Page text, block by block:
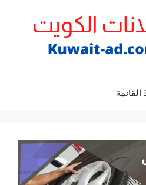
القائمة